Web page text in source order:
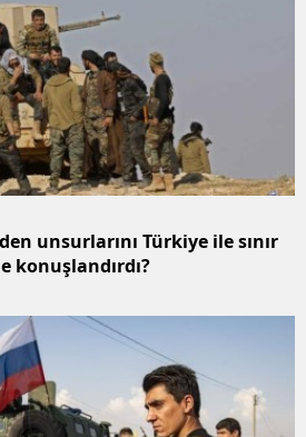
unsurlarını Türkiye ile sınır
konuşlandırdı?